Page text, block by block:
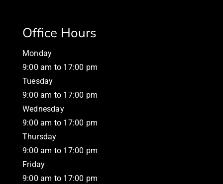
Office Hours
Monday
9:00 am to 17:00 pm
Tuesday
9:00 am to 17:00 pm
Wednesday
9:00 am to 17:00 pm
Thursday
9:00 am to 17:00 pm
Friday
9:00 am to 17:00 pm